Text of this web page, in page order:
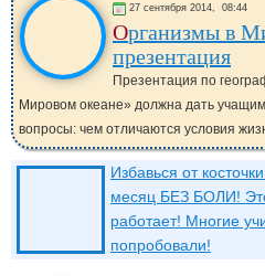
27 сентября 2014, 08:44
Организмы в Мировом океане –
презентация
Презентация по
Мировом океане» должна дать
вопросы: чем отличаются условия
Избавься от
месяц БЕЗ БОЛИ!
работает! Многие
попробовали!